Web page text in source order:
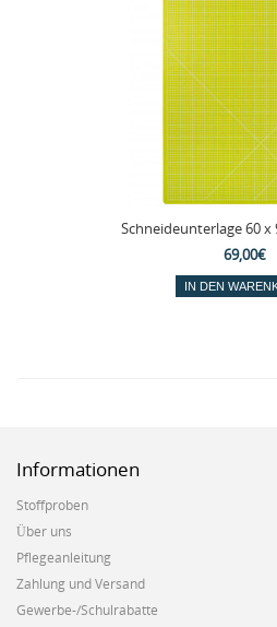
Schneideunterlage 60 x
69,00€
Informationen
Stoffproben
Über uns
Pflegeanleitung
Zahlung und Versand
Gewerbe-/Schulrabatte